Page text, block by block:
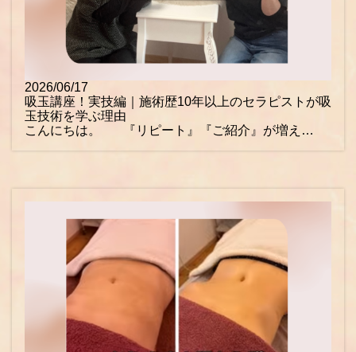
2026/06/17
吸玉講座！実技編｜施術歴10年以上のセラピストが吸
玉技術を学ぶ理由
こんにちは。 『リピート』『ご紹介』が増え…